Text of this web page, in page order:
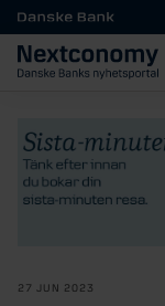
27 JUN 2023